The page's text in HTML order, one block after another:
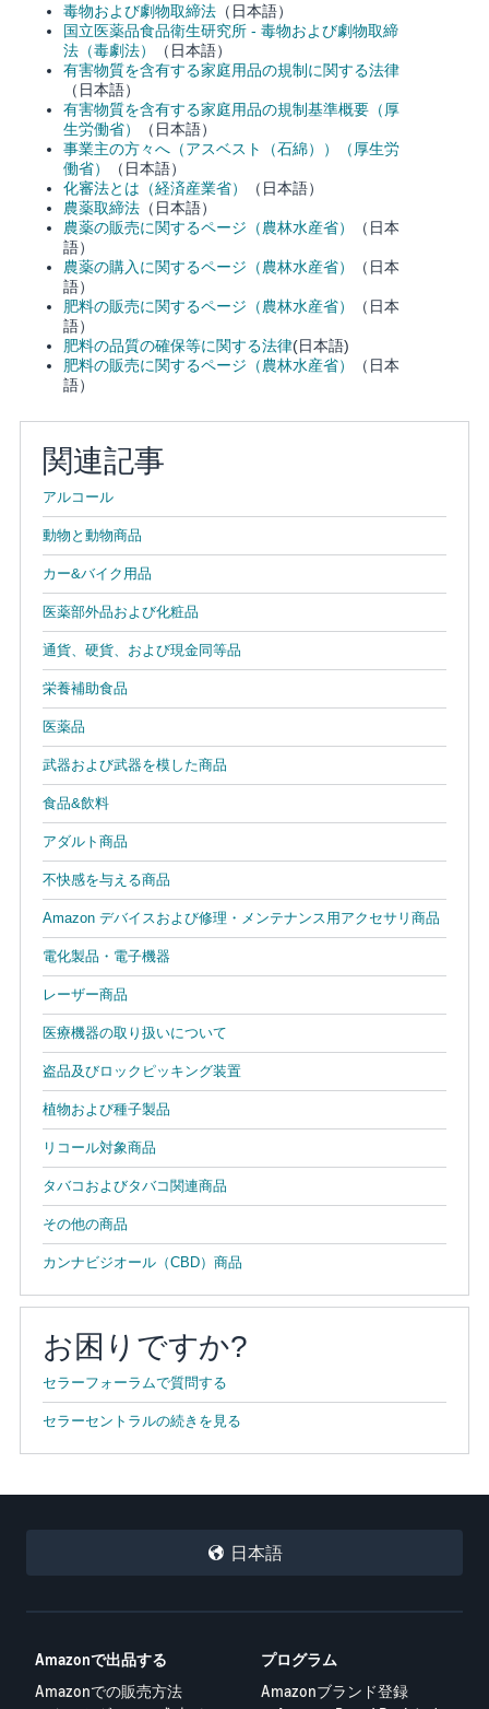
毒物および劇物取締法（日本語）
国立医薬品食品衛生研究所 - 毒物および劇物取締
法（毒劇法）
（日本語）
有害物質を含有する家庭用品の規制に関する法律
（日本語）
有害物質を含有する家庭用品の規制基準概要（厚
生労働省）
（日本語）
事業主の方々へ（アスベスト（石綿））（厚生労
働省）
（日本語）
化審法とは（経済産業省）
（日本語）
農薬取締法（日本語）
農薬の販売に関するページ（農林水産省）
（日本
語）
農薬の購入に関するページ（農林水産省）
（日本
語）
肥料の販売に関するページ（農林水産省）
（日本
語）
肥料の品質の確保等に関する法律(日本語)
肥料の販売に関するページ（農林水産省）
（日本
語）
関連記事
アルコール
動物と動物商品
カー&バイク用品
医薬部外品および化粧品
通貨、硬貨、および現金同等品
栄養補助食品
医薬品
武器および武器を模した商品
食品&飲料
アダルト商品
不快感を与える商品
Amazon デバイスおよび修理・メンテナンス用アクセサリ商品
電化製品・電子機器
レーザー商品
医療機器の取り扱いについて
盗品及びロックピッキング装置
植物および種子製品
リコール対象商品
タバコおよびタバコ関連商品
その他の商品
カンナビジオール（CBD）商品
お困りですか?
セラーフォーラムで質問する
セラーセントラルの続きを見る
日本語
Amazonで出品する
Amazonでの販売方法
プログラム
Amazonブランド登録